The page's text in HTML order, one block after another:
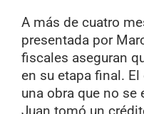
A más de cuatro
presentada por
fiscales aseguran
en su etapa final.
una obra que no se
Juan tomó un